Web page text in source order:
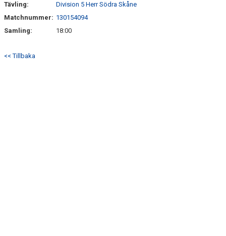
Tävling:
Division 5 Herr Södra Skåne
Matchnummer: 130154094
Samling:
18:00
<< Tillbaka